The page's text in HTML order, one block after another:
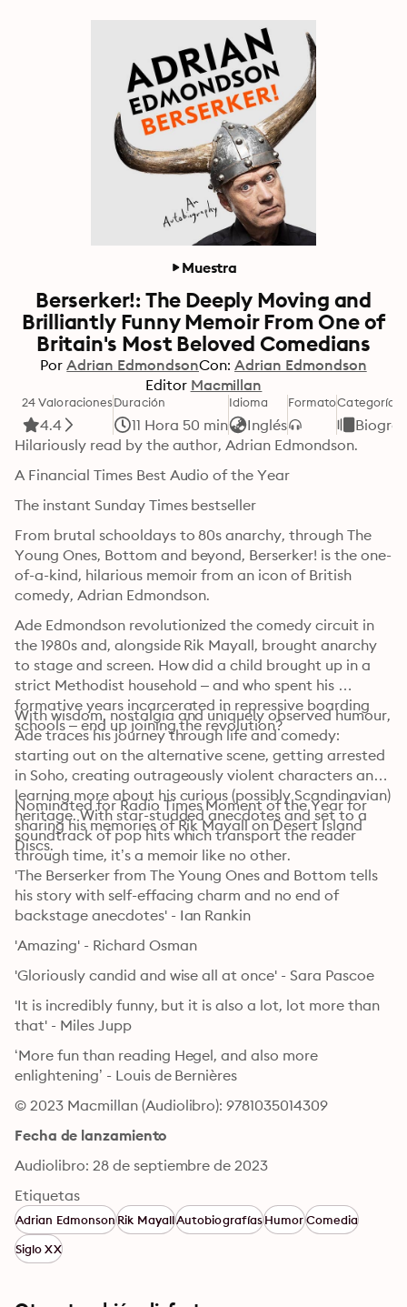
Muestra
Berserker!: The Deeply Moving and
Brilliantly Funny Memoir From One of
Britain's Most Beloved Comedians
Por Adrian EdmondsonCon: Adrian Edmondson
Editor Macmillan
24 Valoraciones
4.4
Duración
11 Hora 50 min
Idioma
Inglés
FormatoCategoría
Hilariously read by the author, Adrian Edmondson.
A Financial Times Best Audio of the Year
From brutal schooldays to 80s anarchy, through The
Young Ones, Bottom and beyond, Berserker! is the one-
of-a-kind, hilarious memoir from an icon of British
comedy, Adrian Edmondson.
Ade Edmondson revolutionized the comedy circuit in
the 1980s and, alongside Rik Mayall, brought anarchy
to stage and screen. How did a child brought up in a
strict Methodist household – and who spent his
formative years incarcerated in repressive boarding
schools – end up joining the revolution?
With wisdom, nostalgia and uniquely observed humour,
Ade traces his journey through life and comedy:
starting out on the alternative scene, getting arrested
in Soho, creating outrageously violent characters and
learning more about his curious (possibly Scandinavian)
heritage. With star-studded anecdotes and set to a
soundtrack of pop hits which transport the reader
through time, it’s a memoir like no other.
Nominated for Radio Times Moment of the Year for
sharing his memories of Rik Mayall on Desert Island
Discs.
'The Berserker from The Young Ones and Bottom tells
his story with self-effacing charm and no end of
backstage anecdotes' - Ian Rankin
'Amazing' - Richard Osman
'Gloriously candid and wise all at once' - Sara Pascoe
'It is incredibly funny, but it is also a lot, lot more than
that' - Miles Jupp
‘More fun than reading Hegel, and also more
enlightening’ - Louis de Bernières
© 2023 Macmillan (Audiolibro): 9781035014309
Fecha de lanzamiento
Audiolibro: 28 de septiembre de 2023
Etiquetas
Adrian EdmonsonRik MayallAutobiografíasHumorComedia
Siglo XX